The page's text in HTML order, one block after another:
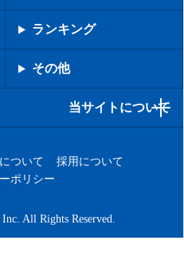
ランキング
その他
当サイトについて
ついて
採用について
ポリシー
All Rights Reserved.